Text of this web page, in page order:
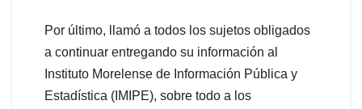
Por último, llamó a todos los sujetos obligados
a continuar entregando su información al
Instituto Morelense de Información Pública y
Estadística (IMIPE), sobre todo a los